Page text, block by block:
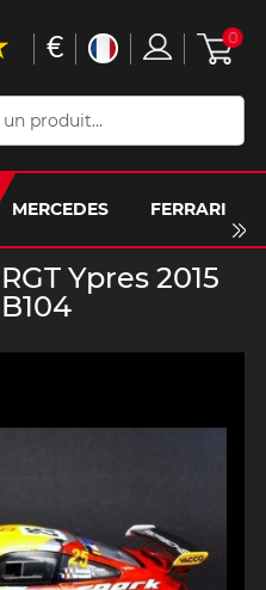
MERCEDES FERRARI
€ 0
Ypres 2015